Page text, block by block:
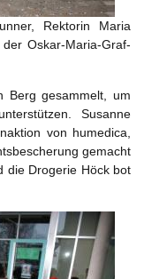
Rektorin Maria
Oskar-Maria-Graf-
Berg gesammelt, um
Susanne
von humedica,
gemacht
die Drogerie Höck bot